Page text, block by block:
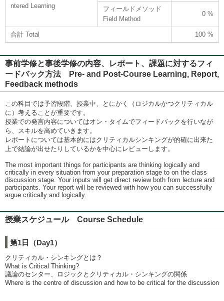
ntered Learning
フィールドメソッド
Field Method
0 %
合計 Total 100 %
事前学修と事後学修の内容、レポート、課題に対するフィ
ードバック方法 Pre- and Post-Course Learning, Report,
Feedback methods
この科目では予習段階、授業中、とにかく（ロジカルかつクリティカル
に）考えることが重要です。
授業での発言内容についてはオン・タイムでフィードバックを行いなが
ら、スキルを高めていきます。
レポートについては基本的にはクリティカルシンキングが的確に出来た
上で結論が出せたりしているかを中心にレビューします。
The most important things for participants are thinking logically and
critically in every situation from your preparation stage to on the class
discussion stage. Your inputs will get direct review both from lecture and
participants. Your report will be reviewed with how you can successfully
argue critically and logically.
授業スケジュール Course Schedule
第1日（Day1）
クリティカル・シンキングとは？
What is Critical Thinking?
議論のセンター、ロジックとクリティカル・シンキングの関係
Where is the centre of discussion and how to be critical for the discussion